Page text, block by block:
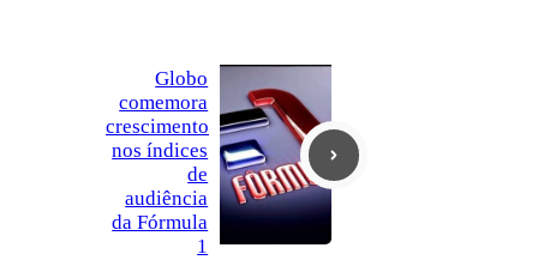
Globo
comemora
crescimento
nos índices
de
audiência
da Fórmula
1